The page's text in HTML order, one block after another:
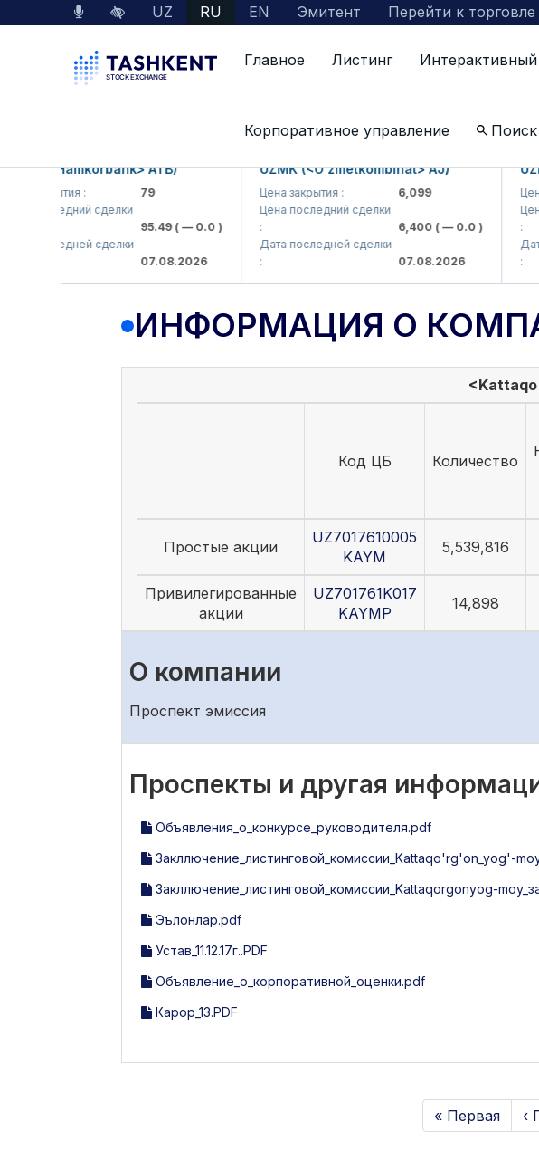
UZ RU EN Эмитент Перейти к торговле
Главное Листинг
Корпоративное управление Поиск
Информация о компании
(<Hamkorbank> ATB)
закрытия :
последний сделки
95.49( — 0.0 )
последней сделки
07.08.2026
UZMK (<O'zmetkombinat> AJ)
Цена закрытия :
6,099
Цена последний сделки
6,400( — 0.0 )
Дата последней сделки
07.08.2026
Цена
Цена
Дата
ИНФОРМАЦИЯ О
Код ЦБ Количество
Простые акции
UZ7017610005
KAYM
5,539,816
Привилегированные
акции
UZ701761K017
KAYMP
14,898
О компании
Проспект эмиссия
Проспекты и другая
Объявления_о_конкурсе_руководителя.pdf
Закллючение_листинговой_комиссии_Kattaqo'rg'on_yog'-
Закллючение_листинговой_комиссии_Kattaqorgonyog-
Эълонлар.pdf
Устав_11.12.17г..PDF
Объявление_о_корпоративной_оценки.pdf
Карор_13.PDF
« Первая ‹